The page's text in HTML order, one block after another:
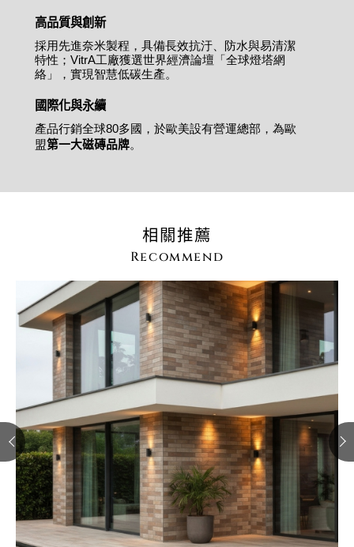
高品質與創新
採用先進奈米製程，具備長效抗汙、防水與易清潔
特性；VitrA工廠獲選世界經濟論壇「全球燈塔網
絡」，實現智慧低碳生產。
國際化與永續
產品行銷全球80多國，於歐美設有營運總部，為歐
盟第一大磁磚品牌。
相關推薦
Recommend